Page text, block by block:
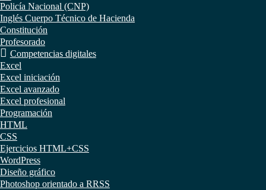
Policía Nacional (CNP)
Inglés Cuerpo Técnico de Hacienda
Constitución
Profesorado
Competencias digitales
Excel
Excel iniciación
Excel avanzado
Excel profesional
Programación
HTML
CSS
Ejercicios HTML+CSS
WordPress
Diseño gráfico
Photoshop orientado a RRSS